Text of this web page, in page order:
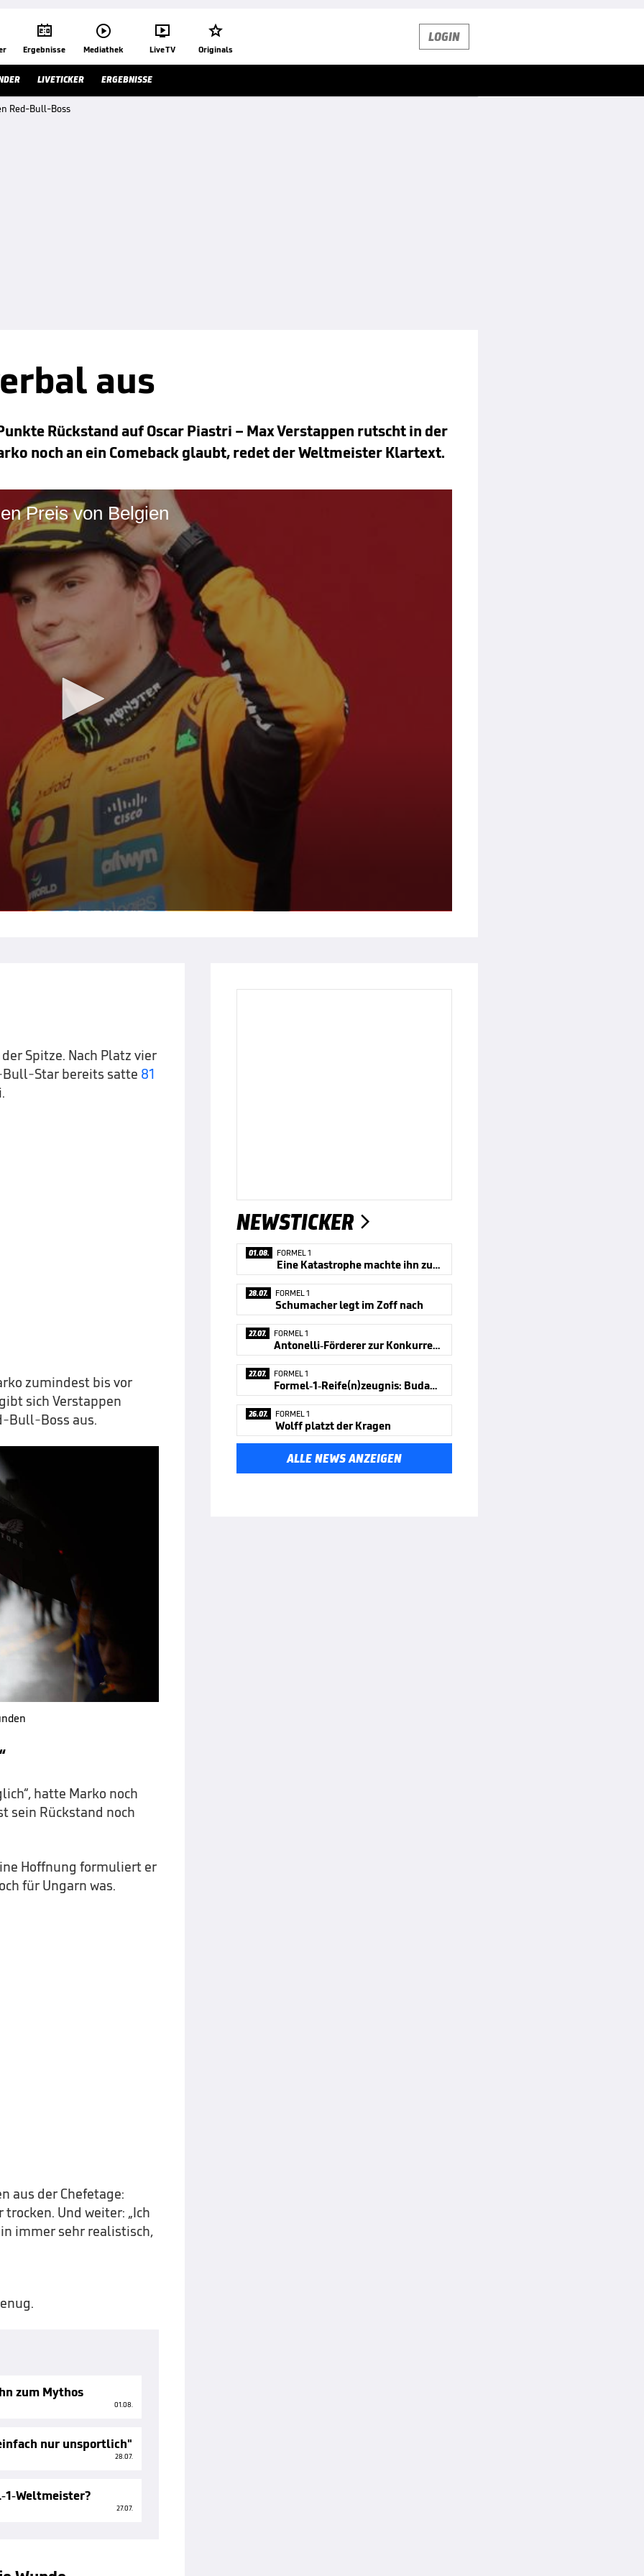

Ergebnisse

Mediathek

Live TV

Originals
LOGIN
LIVETICKER ERGEBNISSE
Red-Bull-Boss
aus
Rückstand auf Oscar Piastri – Max Verstappen rutscht in der
noch an ein Comeback glaubt, redet der Weltmeister Klartext.
Preis von Belgien
Spitze. Nach Platz vier
Star bereits satte 81
zumindest bis vor
sich Verstappen
Bull-Boss aus.
hatte Marko noch
sein Rückstand noch
Hoffnung formuliert er
für Ungarn was.
aus der Chefetage:
Und weiter: „Ich
immer sehr realistisch,
zum Mythos
01.08.
nur unsportlich"
28.07.
1-Weltmeister?
27.07.
NEWSTICKER 
01.08. FORMEL 1
Eine Katastrophe machte ihn zum Mythos
28.07. FORMEL 1
Schumacher legt im Zoff nach
27.07. FORMEL 1
Antonelli-Förderer zur Konkurrenz
27.07. FORMEL 1
Formel-1-Reife(n)zeugnis: Budapest
26.07. FORMEL 1
Wolff platzt der Kragen
ALLE NEWS ANZEIGEN